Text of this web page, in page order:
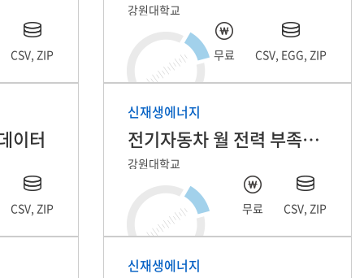
CSV, ZIP
강원대학교
무료 CSV, EGG, ZIP
이터
CSV, ZIP
신재생에너지
전기자동차 월 전력 부족량 예측 데이터
강원대학교
무료 CSV, ZIP
신재생에너지